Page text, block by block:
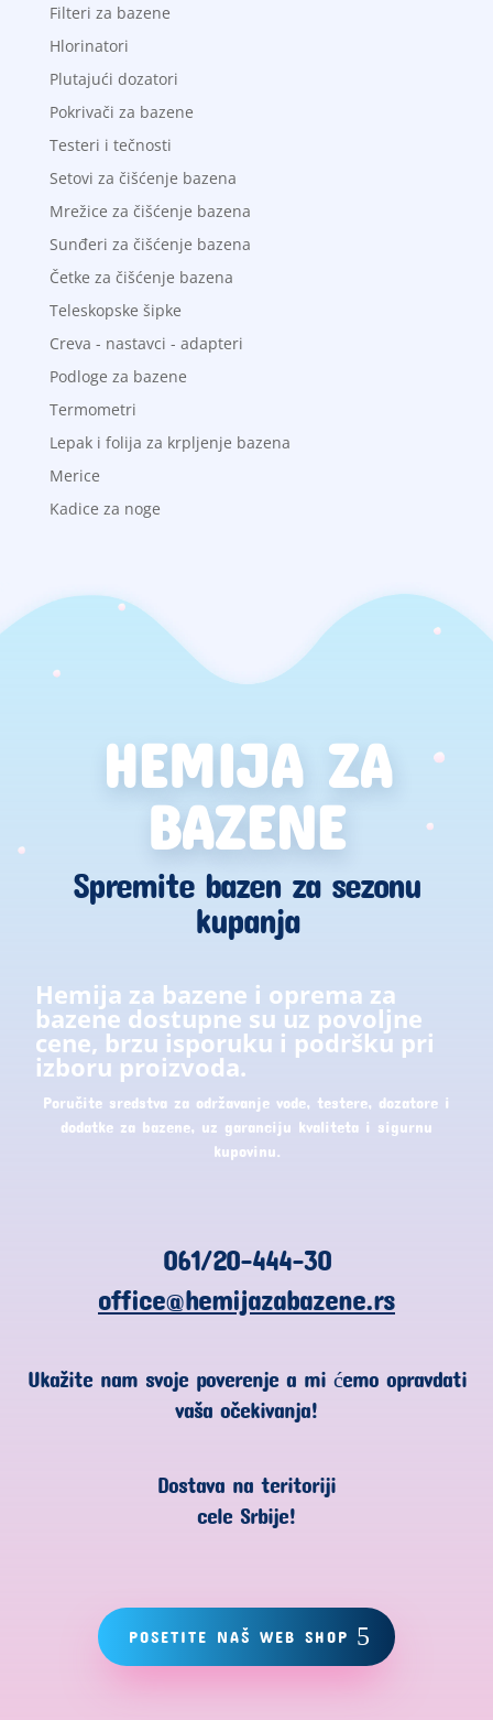
Filteri za bazene
Hlorinatori
Plutajući dozatori
Pokrivači za bazene
Testeri i tečnosti
Setovi za čišćenje bazena
Mrežice za čišćenje bazena
Sunđeri za čišćenje bazena
Četke za čišćenje bazena
Teleskopske šipke
Creva - nastavci - adapteri
Podloge za bazene
Termometri
Lepak i folija za krpljenje bazena
Merice
Kadice za noge
HEMIJA ZA
BAZENE
Spremite bazen za sezonu
kupanja
Hemija za bazene i oprema za
bazene dostupne su uz povoljne
cene, brzu isporuku i podršku pri
izboru proizvoda.
Poručite sredstva za održavanje vode, testere, dozatore i
dodatke za bazene, uz garanciju kvaliteta i sigurnu
kupovinu.
061/20-444-30
office@hemijazabazene.rs
Ukažite nam svoje poverenje a mi ćemo opravdati
vaša očekivanja!
Dostava na teritoriji
cele Srbije!
POSETITE NAŠ WEB SHOP